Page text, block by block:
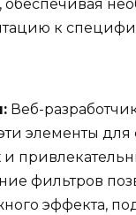
к
Веб-
элементы для
фильтров
эффекта,